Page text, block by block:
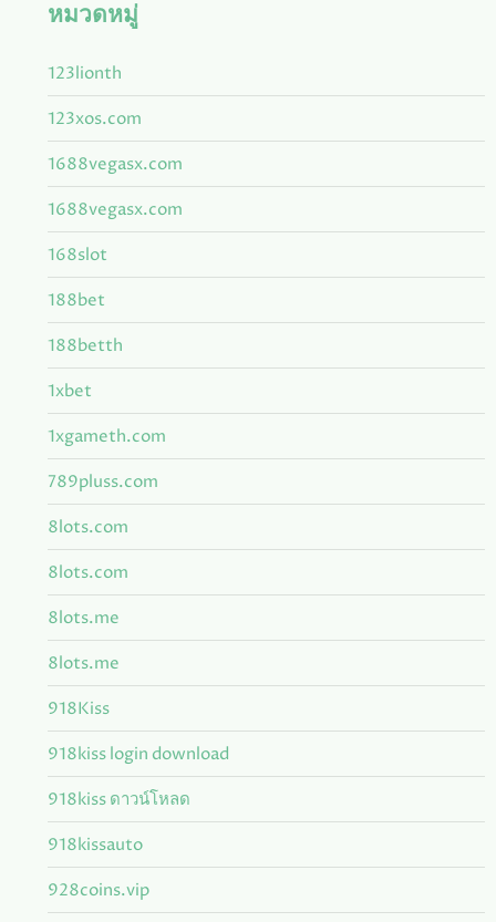
หมวดหมู่
123lionth
123xos.com
1688vegasx.com
1688vegasx.com
168slot
188bet
188betth
1xbet
1xgameth.com
789pluss.com
8lots.com
8lots.com
8lots.me
8lots.me
918Kiss
918kiss login download
918kiss ดาวน์โหลด
918kissauto
928coins.vip